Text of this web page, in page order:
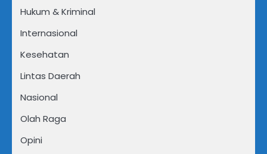
Hukum & Kriminal
Internasional
Kesehatan
Lintas Daerah
Nasional
Olah Raga
Opini